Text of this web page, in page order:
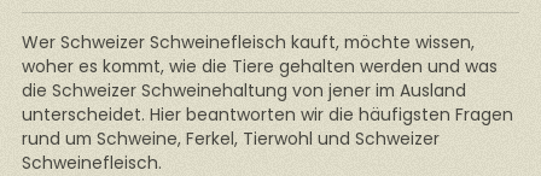
Wer Schweizer Schweinefleisch kauft, möchte wissen,
woher es kommt, wie die Tiere gehalten werden und was
die Schweizer Schweinehaltung von jener im Ausland
unterscheidet. Hier beantworten wir die häufigsten Fragen
rund um Schweine, Ferkel, Tierwohl und Schweizer
Schweinefleisch.